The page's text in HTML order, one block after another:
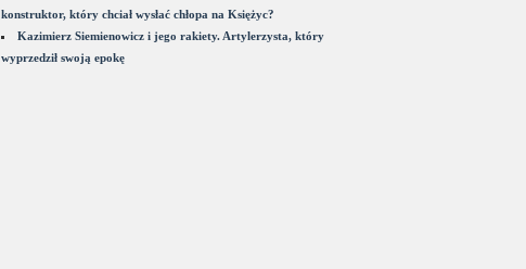
konstruktor, który chciał wysłać chłopa na Księżyc?
Kazimierz Siemienowicz i jego rakiety. Artylerzysta, który
wyprzedził swoją epokę